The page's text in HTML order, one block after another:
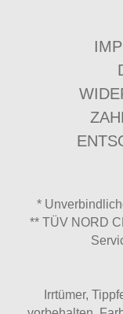
*
** TÜV NORD
Irrtümer,